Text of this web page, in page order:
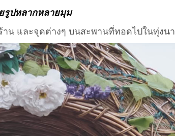
รูปหลากหลายมุม
าน และจุดต่างๆ บนสะพานที่ทอดไปในทุ่งนา